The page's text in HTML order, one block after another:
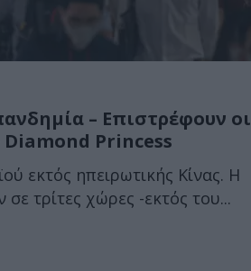
– Επιστρέφουν οι
Princess
εκτός ηπειρωτικής Κίνας. Η
τρίτες χώρες -εκτός του...